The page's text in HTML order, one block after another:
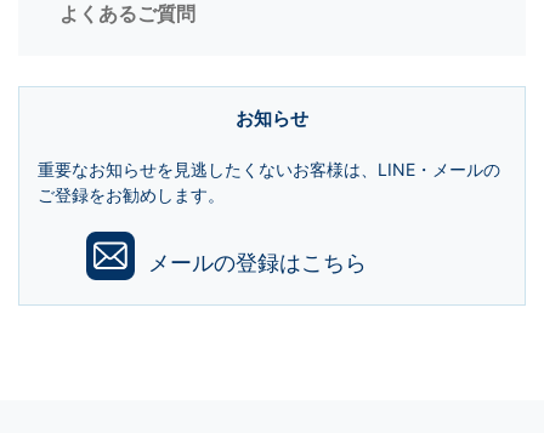
よくあるご質問
お知らせ
重要なお知らせを見逃したくないお客様は、LINE・メールの
ご登録をお勧めします。
メールの登録はこちら